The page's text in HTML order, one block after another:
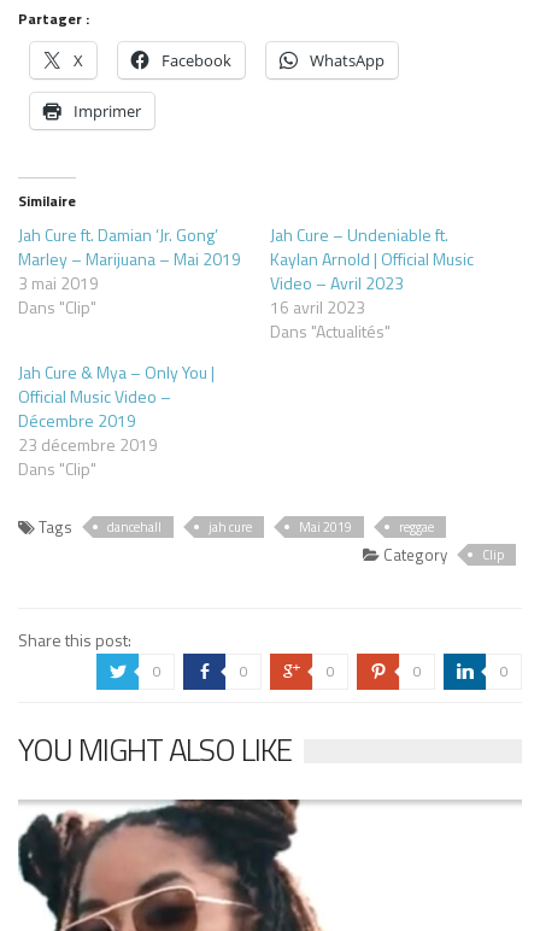
Partager :
X Facebook WhatsApp
Imprimer
Similaire
Jah Cure ft. Damian ‘Jr. Gong’
Marley – Marijuana – Mai 2019
3 mai 2019
Dans "Clip"
Jah Cure – Undeniable ft.
Kaylan Arnold | Official Music
Video – Avril 2023
16 avril 2023
Dans "Actualités"
Jah Cure & Mya – Only You |
Official Music Video –
Décembre 2019
23 décembre 2019
Dans "Clip"
Tags dancehall jah cure Mai 2019 reggae
Category Clip
Share this post:
a 0 b 0 c 0 d 0 j 0
YOU MIGHT ALSO LIKE